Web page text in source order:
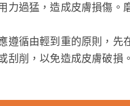
力過猛，造成皮膚損傷。
遵循由輕到重的原則，先
刮削，以免造成皮膚破損